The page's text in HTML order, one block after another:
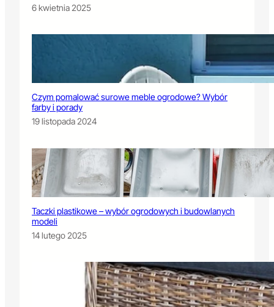
6 kwietnia 2025
Czym pomalować surowe meble ogrodowe? Wybór
farby i porady
19 listopada 2024
Taczki plastikowe – wybór ogrodowych i budowlanych
modeli
14 lutego 2025